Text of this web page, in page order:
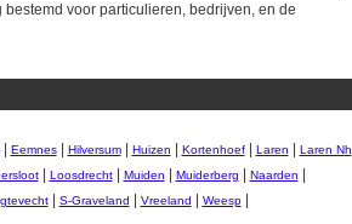
voor particulieren, bedrijven, en de
| Eemnes| Hilversum| Huizen Kortenhoef| Laren Laren Nh
| Loosdrecht| Muiden Muiderberg Naarden
| S-Graveland Vreeland Weesp|